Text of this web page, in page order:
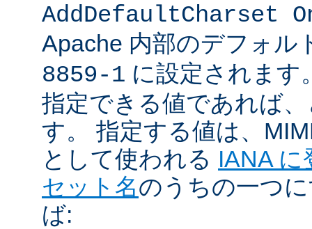
AddDefaultCharset
Apache 内部のデフォル
8859-1 に設定されま
指定できる値であれば
す。 指定する値は、
として使われる IANA
セット名のうちの一つ
ば: